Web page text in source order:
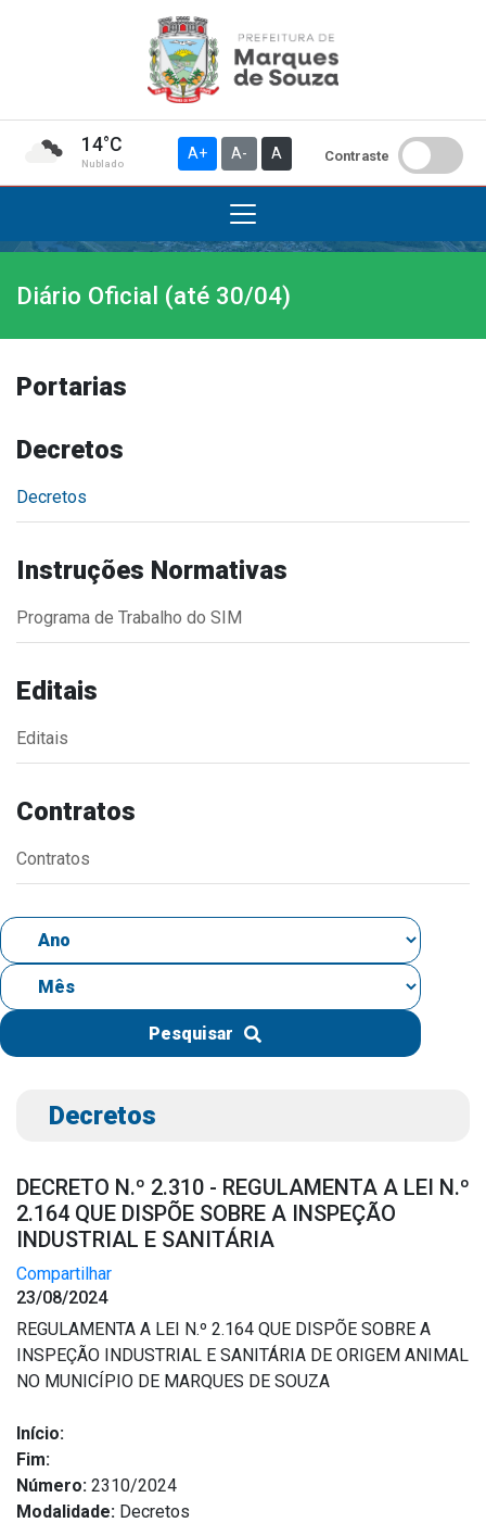
14°C
Nublado
A+ A- A Contraste
Institucional
A Prefeitura
Gabinete do Prefeito
História do Município
Secretarias
Agricultura e Meio Ambiente
Assistência Social
Obras
IPTU 2026
Nota Fiscal Eletrônica
Portal do Cidadão
Publicações
Diário Oficial (Novo)
Diário Oficial (Até 30/04)
Recursos Humanos
Processo Seletivo
Instruções Normativas
Diário Oficial (até 30/04)
Portarias
Decretos
Decretos
Instruções Normativas
Programa de Trabalho do SIM
Editais
Editais
Contratos
Contratos
Pesquisar
Decretos
DECRETO N.º 2.310 - REGULAMENTA A LEI N.º
2.164 QUE DISPÕE SOBRE A INSPEÇÃO
INDUSTRIAL E SANITÁRIA
Compartilhar
23/08/2024
REGULAMENTA A LEI N.º 2.164 QUE DISPÕE SOBRE A
INSPEÇÃO INDUSTRIAL E SANITÁRIA DE ORIGEM ANIMAL
NO MUNICÍPIO DE MARQUES DE SOUZA
Início:
Fim:
Número: 2310/2024
Modalidade: Decretos